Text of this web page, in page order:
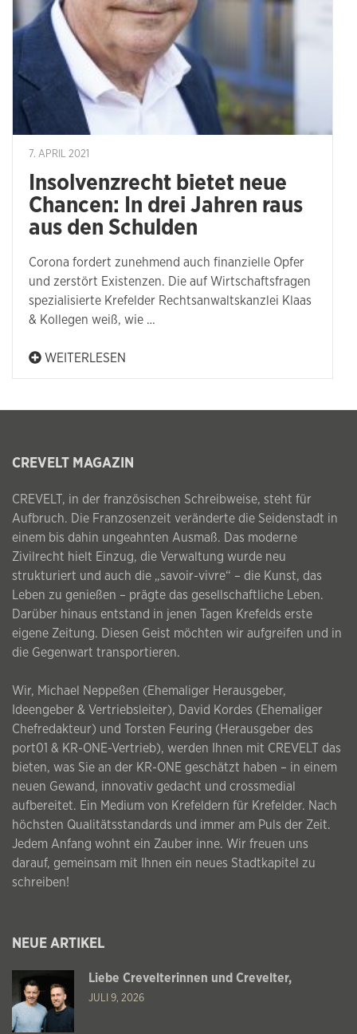
7. APRIL 2021
Insolvenzrecht bietet neue
Chancen: In drei Jahren raus
aus den Schulden
Corona fordert zunehmend auch finanzielle Opfer
und zerstört Existenzen. Die auf Wirtschaftsfragen
spezialisierte Krefelder Rechtsanwaltskanzlei Klaas
& Kollegen weiß, wie …
WEITERLESEN
CREVELT MAGAZIN
CREVELT, in der französischen Schreibweise, steht für
Aufbruch. Die Franzosenzeit veränderte die Seidenstadt in
einem bis dahin ungeahnten Ausmaß. Das moderne
Zivilrecht hielt Einzug, die Verwaltung wurde neu
strukturiert und auch die „savoir-vivre“ – die Kunst, das
Leben zu genießen – prägte das gesellschaftliche Leben.
Darüber hinaus entstand in jenen Tagen Krefelds erste
eigene Zeitung. Diesen Geist möchten wir aufgreifen und in
die Gegenwart transportieren.
Wir, Michael Neppeßen (Ehemaliger Herausgeber,
Ideengeber & Vertriebsleiter), David Kordes (Ehemaliger
Chefredakteur) und Torsten Feuring (Herausgeber des
port01 & KR-ONE-Vertrieb), werden Ihnen mit CREVELT das
bieten, was Sie an der KR-ONE geschätzt haben – in einem
neuen Gewand, innovativ gedacht und crossmedial
aufbereitet. Ein Medium von Krefeldern für Krefelder. Nach
höchsten Qualitätsstandards und immer am Puls der Zeit.
Jedem Anfang wohnt ein Zauber inne. Wir freuen uns
darauf, gemeinsam mit Ihnen ein neues Stadtkapitel zu
schreiben!
NEUE ARTIKEL
Liebe Crevelterinnen und Crevelter,
JULI 9, 2026